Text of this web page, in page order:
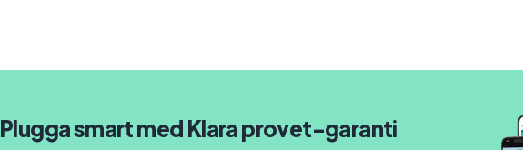
Plugga smart med Klara provet-garanti